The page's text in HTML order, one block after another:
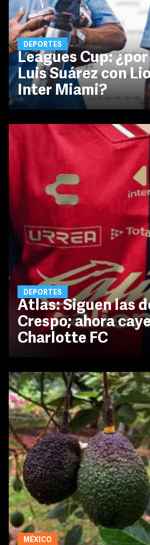
DEPORTES
Leagues Cup:
Luis Suárez con
Inter Miami?
DEPORTES
Atlas: Siguen las
Crespo; ahora
Charlotte FC
MÉXICO